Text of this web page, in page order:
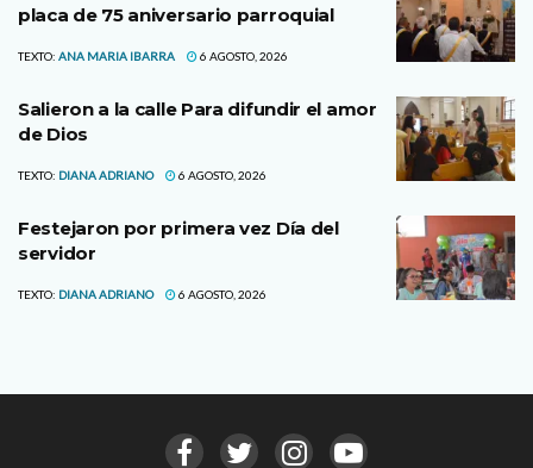
placa de 75 aniversario parroquial
TEXTO: ANA MARIA IBARRA 6 AGOSTO, 2026
Salieron a la calle Para difundir el amor
de Dios
TEXTO: DIANA ADRIANO 6 AGOSTO, 2026
Festejaron por primera vez Día del
servidor
TEXTO: DIANA ADRIANO 6 AGOSTO, 2026